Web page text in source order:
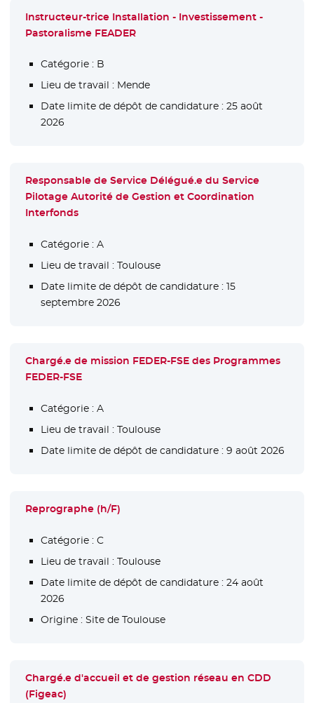
Instructeur-trice Installation - Investissement -
Pastoralisme FEADER
Catégorie : B
Lieu de travail : Mende
Date limite de dépôt de candidature : 25 août
2026
Responsable de Service Délégué.e du Service
Pilotage Autorité de Gestion et Coordination
Interfonds
Catégorie : A
Lieu de travail : Toulouse
Date limite de dépôt de candidature : 15
septembre 2026
Chargé.e de mission FEDER-FSE des Programmes
FEDER-FSE
Catégorie : A
Lieu de travail : Toulouse
Date limite de dépôt de candidature : 9 août 2026
Reprographe (h/F)
Catégorie : C
Lieu de travail : Toulouse
Date limite de dépôt de candidature : 24 août
2026
Origine : Site de Toulouse
Chargé.e d'accueil et de gestion réseau en CDD
(Figeac)